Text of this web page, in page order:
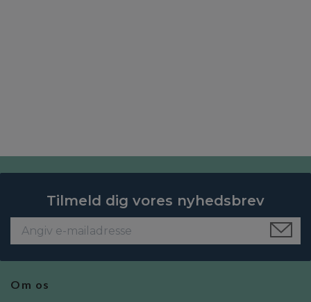
Tilmeld dig vores nyhedsbrev
Om os